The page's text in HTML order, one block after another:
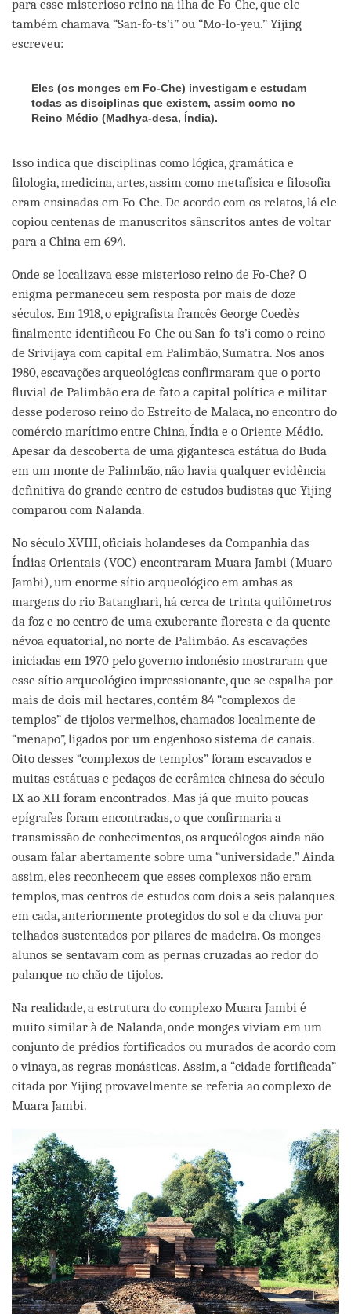
para esse misterioso reino na ilha de Fo-Che, que ele
também chamava “San-fo-ts'i” ou “Mo-lo-yeu.” Yijing
escreveu:
Eles (os monges em Fo-Che) investigam e estudam
todas as disciplinas que existem, assim como no
Reino Médio (Madhya-desa, Índia).
Isso indica que disciplinas como lógica, gramática e
filologia, medicina, artes, assim como metafísica e filosofia
eram ensinadas em Fo-Che. De acordo com os relatos, lá ele
copiou centenas de manuscritos sânscritos antes de voltar
para a China em 694.
Onde se localizava esse misterioso reino de Fo-Che? O
enigma permaneceu sem resposta por mais de doze
séculos. Em 1918, o epigrafista francês George Coedès
finalmente identificou Fo-Che ou San-fo-ts’i como o reino
de Srivijaya com capital em Palimbão, Sumatra. Nos anos
1980, escavações arqueológicas confirmaram que o porto
fluvial de Palimbão era de fato a capital política e militar
desse poderoso reino do Estreito de Malaca, no encontro do
comércio marítimo entre China, Índia e o Oriente Médio.
Apesar da descoberta de uma gigantesca estátua do Buda
em um monte de Palimbão, não havia qualquer evidência
definitiva do grande centro de estudos budistas que Yijing
comparou com Nalanda.
No século XVIII, oficiais holandeses da Companhia das
Índias Orientais (VOC) encontraram Muara Jambi (Muaro
Jambi), um enorme sítio arqueológico em ambas as
margens do rio Batanghari, há cerca de trinta quilômetros
da foz e no centro de uma exuberante floresta e da quente
névoa equatorial, no norte de Palimbão. As escavações
iniciadas em 1970 pelo governo indonésio mostraram que
esse sítio arqueológico impressionante, que se espalha por
mais de dois mil hectares, contém 84 “complexos de
templos” de tijolos vermelhos, chamados localmente de
“menapo”, ligados por um engenhoso sistema de canais.
Oito desses “complexos de templos” foram escavados e
muitas estátuas e pedaços de cerâmica chinesa do século
IX ao XII foram encontrados. Mas já que muito poucas
epígrafes foram encontradas, o que confirmaria a
transmissão de conhecimentos, os arqueólogos ainda não
ousam falar abertamente sobre uma “universidade.” Ainda
assim, eles reconhecem que esses complexos não eram
templos, mas centros de estudos com dois a seis palanques
em cada, anteriormente protegidos do sol e da chuva por
telhados sustentados por pilares de madeira. Os monges-
alunos se sentavam com as pernas cruzadas ao redor do
palanque no chão de tijolos.
Na realidade, a estrutura do complexo Muara Jambi é
muito similar à de Nalanda, onde monges viviam em um
conjunto de prédios fortificados ou murados de acordo com
o vinaya, as regras monásticas. Assim, a “cidade fortificada”
citada por Yijing provavelmente se referia ao complexo de
Muara Jambi.